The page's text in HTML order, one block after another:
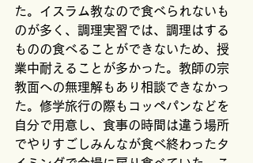
た。イスラム教なので食べられないも
のが多く、調理実習では、調理はする
ものの食べることができないため、授
業中耐えることが多かった。教師の宗
教面への無理解もあり相談できなかっ
た。修学旅行の際もコッペパンなどを
自分で用意し、食事の時間は違う場所
でやりすごしみんなが食べ終わったタ